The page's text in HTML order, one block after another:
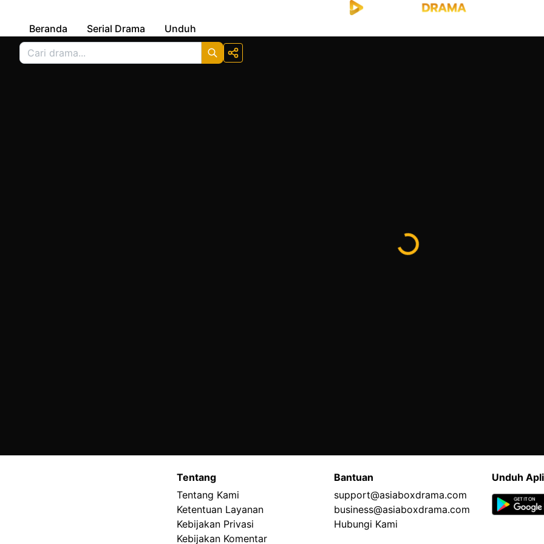
Beranda Serial Drama Unduh
Tentang
Tentang Kami
Ketentuan Layanan
Kebijakan Privasi
Kebijakan Komentar
Bantuan
support@asiaboxdrama.com
business@asiaboxdrama.com
Hubungi Kami
Unduh